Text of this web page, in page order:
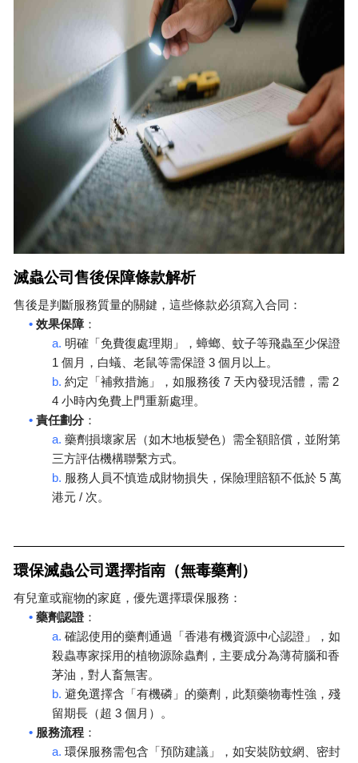
滅蟲公司售後保障條款解析
售後是判斷服務質量的關鍵，這些條款必須寫入合同：
•效果保障：
a. 明確「免費復處理期」，蟑螂、蚊子等飛蟲至少保證
1個月，白蟻、老鼠等需保證3個月以上。
b.約定「補救措施」，如服務後 7 天內發現活體，需 2
4小時內免費上門重新處理。
•責任劃分：
a.藥劑損壞家居（如木地板變色）需全額賠償，並附第
三方評估機構聯繫方式。
b. 服務人員不慎造成財物損失，保險理賠額不低於 5萬
港元/ 次。
環保滅蟲公司選擇指南（無毒藥劑）
有兒童或寵物的家庭，優先選擇環保服務：
•藥劑認證 ：
a.確認使用的藥劑通過「香港有機資源中心認證」，如
殺蟲專家採用的植物源除蟲劑，主要成分為薄荷腦和香
茅油，對人畜無害。
b.避免選擇含「有機磷」的藥劑，此類藥物毒性強，殘
留期長（超 3個月）。
• 服務流程 ：
a.環保服務需包含「預防建議」，如安裝防蚊網、密封